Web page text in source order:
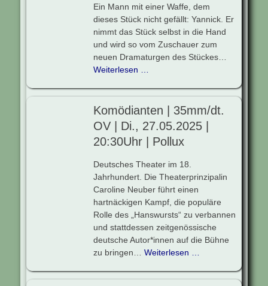
Ein Mann mit einer Waffe, dem
dieses Stück nicht gefällt: Yannick. Er
nimmt das Stück selbst in die Hand
und wird so vom Zuschauer zum
neuen Dramaturgen des Stückes…
Weiterlesen …
Komödianten | 35mm/dt.
OV | Di., 27.05.2025 |
20:30Uhr | Pollux
Deutsches Theater im 18.
Jahrhundert. Die Theaterprinzipalin
Caroline Neuber führt einen
hartnäckigen Kampf, die populäre
Rolle des „Hanswursts“ zu verbannen
und stattdessen zeitgenössische
deutsche Autor*innen auf die Bühne
zu bringen… Weiterlesen …